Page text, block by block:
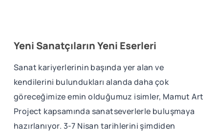
Yeni Sanatçıların Yeni Eserleri
Sanat kariyerlerinin başında yer alan ve
kendilerini bulundukları alanda daha çok
göreceğimize emin olduğumuz isimler, Mamut Art
Project kapsamında sanatseverlerle buluşmaya
hazırlanıyor. 3-7 Nisan tarihlerini şimdiden